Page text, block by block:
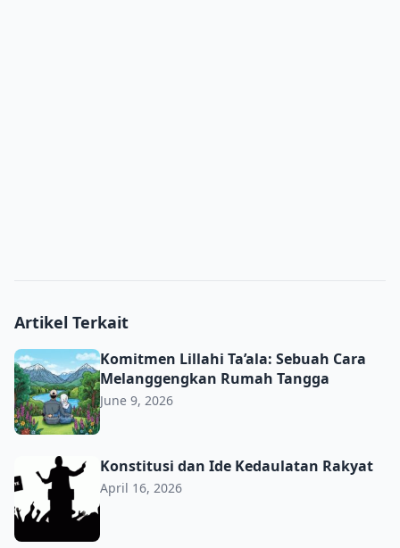
Artikel Terkait
Komitmen Lillahi Ta’ala: Sebuah Cara Melanggengkan
Komitmen Lillahi Ta’ala: Sebuah Cara
Melanggengkan Rumah Tangga
June 9, 2026
Konstitusi dan Ide Kedaulatan Rakyat
Konstitusi dan Ide Kedaulatan Rakyat
April 16, 2026